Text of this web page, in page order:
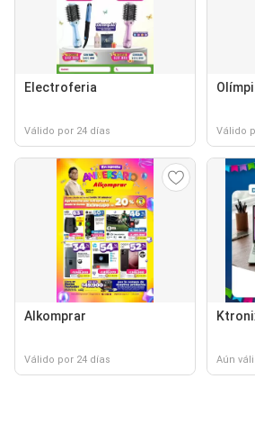
Electroferia
Válido por 24 días Válido
Alkomprar
Válido por 24 días Aún